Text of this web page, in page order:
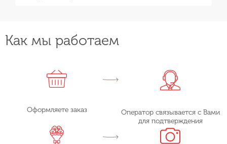
Как мы работаем
Оформляете заказ
Оператор связывается с Вами
для подтверждения